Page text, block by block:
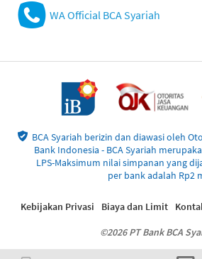
WA Official BCA Syariah
BCA Syariah berizin dan diawasi oleh
Bank Indonesia - BCA Syariah
LPS-Maksimum nilai simpanan yang
per bank adalah Rp2
©2026 PT Bank BCA
Kebijakan Privasi Biaya dan Limit